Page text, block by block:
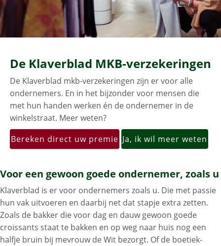
De Klaverblad MKB-verzekeringen
De Klaverblad mkb-verzekeringen zijn er voor alle
ondernemers. En in het bijzonder voor mensen die
met hun handen werken én de ondernemer in de
winkelstraat. Meer weten?
Bereken direct uw premie Ja, ik wil meer weten
Voor een gewoon goede ondernemer, zoals u
Klaverblad is er voor ondernemers zoals u. Die met passie
hun vak uitvoeren en daarbij net dat stapje extra zetten.
Zoals de bakker die voor dag en dauw gewoon goede
croissants staat te bakken en op weg naar huis nog een
halfje bruin bij mevrouw de Wit bezorgt. Of de boetiek-